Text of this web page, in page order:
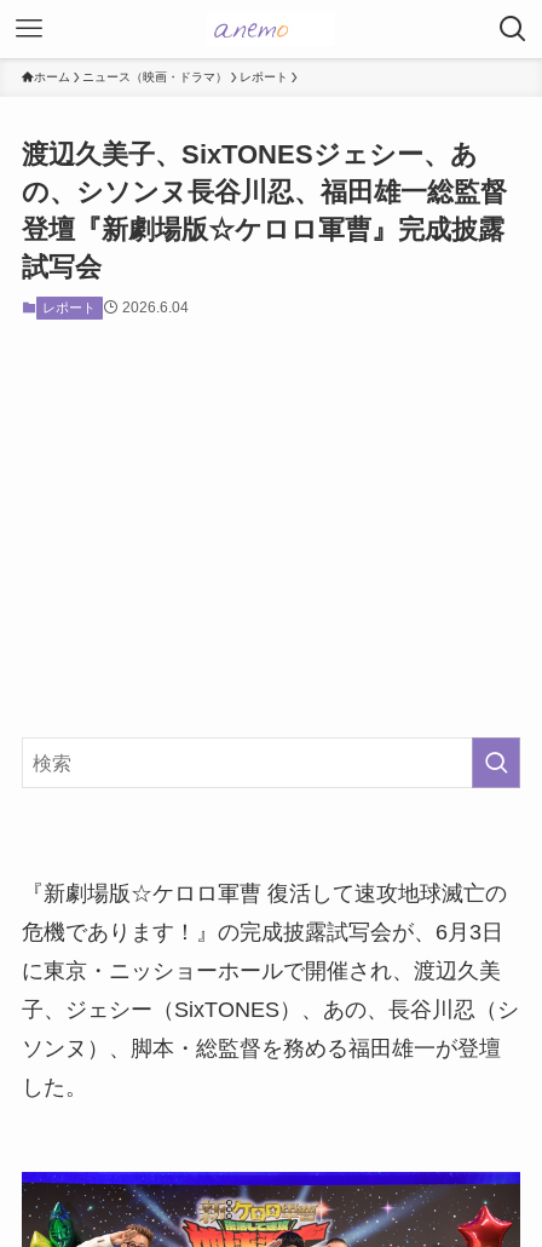
ホーム ニュース（映画・ドラマ） レポート
渡辺久美子、SixTONESジェシー、あ
の、シソンヌ長谷川忍、福田雄一総監督
登壇『新劇場版☆ケロロ軍曹』完成披露
試写会
レポート 2026.6.04
『新劇場版☆ケロロ軍曹 復活して速攻地球滅亡の
危機であります！』の完成披露試写会が、6月3日
に東京・ニッショーホールで開催され、渡辺久美
子、ジェシー（SixTONES）、あの、長谷川忍（シ
ソンヌ）、脚本・総監督を務める福田雄一が登壇
した。